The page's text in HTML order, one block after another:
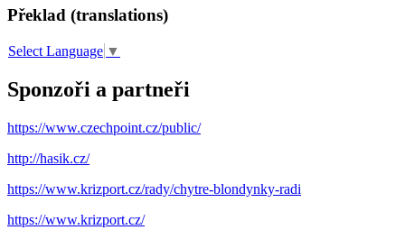
Překlad (translations)
Select Language ▼
Sponzoři a partneři
https://www.czechpoint.cz/public/
http://hasik.cz/
https://www.krizport.cz/rady/chytre-blondynky-radi
https://www.krizport.cz/